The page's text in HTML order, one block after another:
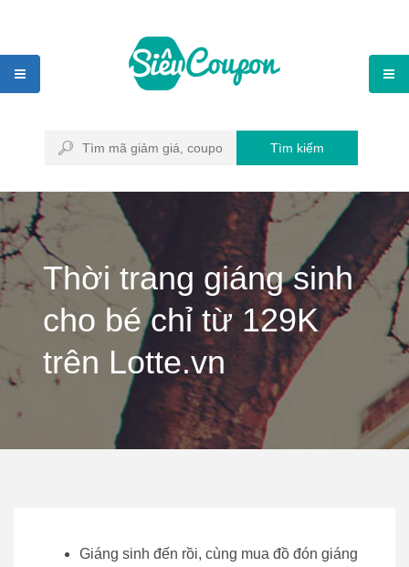
Tìm kiếm
Thời trang giáng sinh
cho bé chỉ từ 129K
trên Lotte.vn
Giáng sinh đến rồi, cùng mua đồ đón giáng